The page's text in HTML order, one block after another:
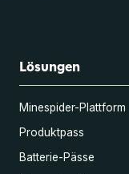
Lösungen
Minespider-Plattform
Produktpass
Batterie-Pässe